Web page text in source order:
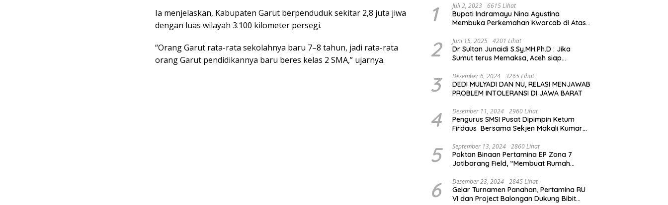
Ia menjelaskan, Kabupaten Garut berpenduduk sekitar 2,8 juta jiwa
dengan luas wilayah 3.100 kilometer persegi.
“Orang Garut rata-rata sekolahnya baru 7–8 tahun, jadi rata-rata
orang Garut pendidikannya baru beres kelas 2 SMA,” ujarnya.
1 Juli 2, 2023 6615 Lihat
Bupati Indramayu Nina Agustina
Membuka Perkemahan Kwarcab di Atas
2 Juni 15, 2025 4201 Lihat
Dr Sultan Junaidi S.Sy.MH.Ph.D : Jika
Sumut terus Memaksa, Aceh siap
Internasional
3 Desember 6, 2024 3265 Lihat
DEDI MULYADI DAN NU, RELASI MENJAWAB
PROBLEM INTOLERANSI DI JAWA BARAT
4 Desember 11, 2024 2960 Lihat
Pengurus SMSI Pusat Dipimpin Ketum
Firdaus Bersama Sekjen Makali Kumar
Yusuf
5 September 13, 2024 2860 Lihat
Poktan Binaan Pertamina EP Zona 7
Jatibarang Field, “Membuat Rumah
Tikus
6 Desember 23, 2024 2845 Lihat
Gelar Turnamen Panahan, Pertamina RU
VI dan Project Balongan Dukung Bibit